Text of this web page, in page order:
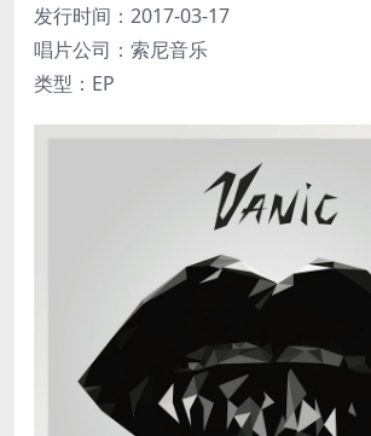
发行时间：2017-03-17
唱片公司：索尼音乐
类型：EP